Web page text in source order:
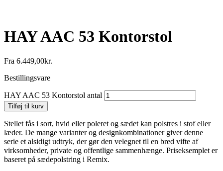
HAY AAC 53 Kontorstol
Fra 6.449,00kr.
Bestillingsvare
HAY AAC 53 Kontorstol antal
Tilføj til kurv
Stellet fås i sort, hvid eller poleret og sædet kan polstres i stof eller
læder. De mange varianter og designkombinationer giver denne
serie et alsidigt udtryk, der gør den velegnet til en bred vifte af
virksomheder, private og offentlige sammenhænge. Priseksemplet er
baseret på sædepolstring i Remix.